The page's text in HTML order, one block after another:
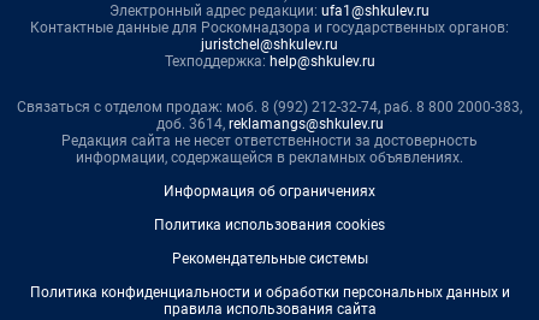
Электронный адрес редакции: ufa1@shkulev.ru
Контактные данные для Роскомнадзора и государственных органов:
juristchel@shkulev.ru
Техподдержка: help@shkulev.ru
Связаться с отделом продаж: моб. 8 (992) 212-32-74, раб. 8 800 2000-383,
доб. 3614, reklamangs@shkulev.ru
Редакция сайта не несет ответственности за достоверность
информации, содержащейся в рекламных объявлениях.
Информация об ограничениях
Политика использования cookies
Рекомендательные системы
Политика конфиденциальности и обработки персональных данных и
правила использования сайта